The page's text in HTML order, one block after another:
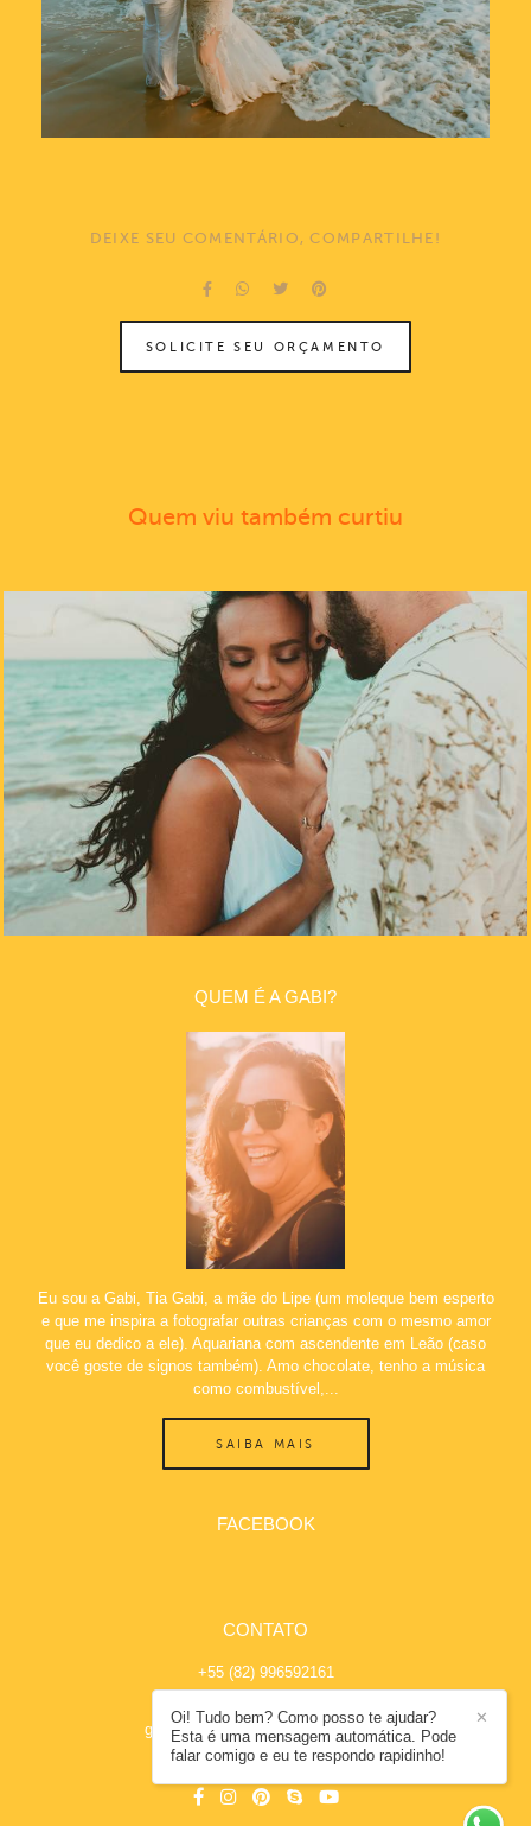
DEIXE SEU COMENTÁRIO, COMPARTILHE!
SOLICITE SEU ORÇAMENTO
Quem viu também curtiu
QUEM É A GABI?
Eu sou a Gabi, Tia Gabi, a mãe do Lipe (um moleque bem esperto
e que me inspira a fotografar outras crianças com o mesmo amor
que eu dedico a ele). Aquariana com ascendente em Leão (caso
você goste de signos também). Amo chocolate, tenho a música
como combustível,...
SAIBA MAIS
FACEBOOK
CONTATO
+55 (82) 996592161
gabicoelho.fotografia@hotmail.com
Maceió / AL
✕
Oi! Tudo bem? Como posso te ajudar?
Esta é uma mensagem automática. Pode
falar comigo e eu te respondo rapidinho!